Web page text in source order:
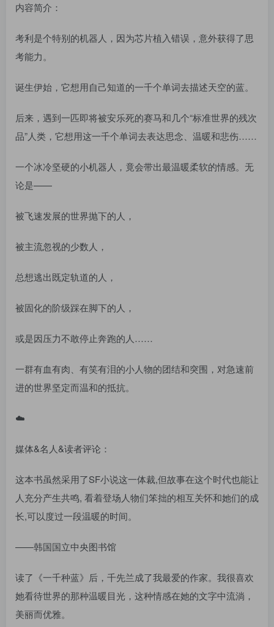
内容简介：
考利是个特别的机器人，因为芯片植入错误，意外获得了思
考能力。
诞生伊始，它想用自己知道的一千个单词去描述天空的蓝。
后来，遇到一匹即将被安乐死的赛马和几个“标准世界的残次
品”人类，它想用这一千个单词去表达思念、温暖和悲伤……
一个冰冷坚硬的小机器人，竟会带出最温暖柔软的情感。无
论是——
被飞速发展的世界抛下的人，
被主流忽视的少数人，
总想逃出既定轨道的人，
被固化的阶级踩在脚下的人，
或是因压力不敢停止奔跑的人……
一群有血有肉、有笑有泪的小人物的团结和突围，对急速前
进的世界坚定而温和的抵抗。
☁️
媒体&名人&读者评论：
这本书虽然采用了SF小说这一体裁,但故事在这个时代也能让
人充分产生共鸣, 看着登场人物们笨拙的相互关怀和她们的成
长,可以度过一段温暖的时间。
——韩国国立中央图书馆
读了《一千种蓝》后，千先兰成了我最爱的作家。我很喜欢
她看待世界的那种温暖目光，这种情感在她的文字中流淌，
美丽而优雅。